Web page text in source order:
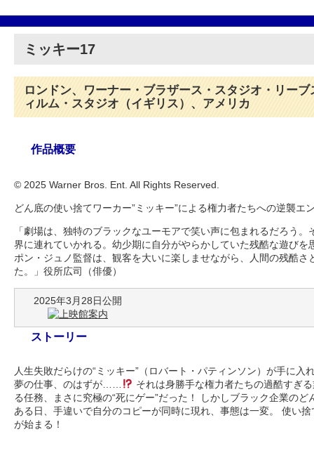
ミッキー17
ロンドン、ワーナー・ブラザース・スタジオ・リー
ィルム・スタジオ（イギリス）、アメリカ
作品概要
© 2025 Warner Bros. Ent. All Rights Reserved.
どん底の使い捨てワーカー”ミッキー”による権力者たちへの逆襲エ
「劇場は、独特のブラックなユーモアで笑い声に包まれるだろう
界に連れていかれる。幼少期に自分がやらかしていた残酷な遊び
ポン・ジュノ監督は、観客を大いに楽しませながら、人間の残酷さ
た。」役所広司（俳優）
2025年3月28日公開
ストーリー
人生失敗だらけの“ミッキー”（ロバート・パティンソン）が手に入
夢の仕事、のはずが……
それは身勝手な権力者たちの過酷すぎ
る任務、まさに究極の“死にゲー”だった！ しかしブラック企業の
ある日、手違いで自分のコピーが同時に現れ、事態は一変。 使い
が始まる！